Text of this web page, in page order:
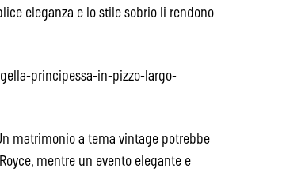
eleganza e lo stile sobrio li rendono
principessa-in-pizzo-largo-
matrimonio a tema vintage potrebbe
mentre un evento elegante e